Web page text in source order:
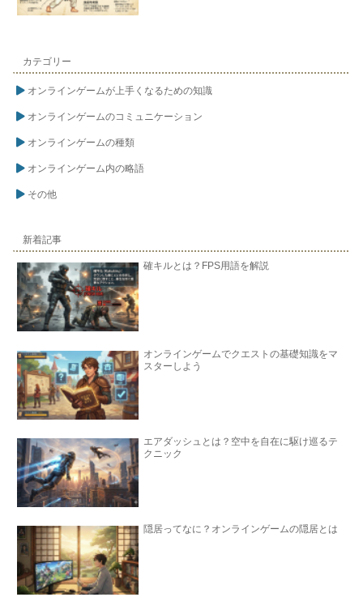
カテゴリー
オンラインゲームが上手くなるための知識
オンラインゲームのコミュニケーション
オンラインゲームの種類
オンラインゲーム内の略語
その他
新着記事
確キルとは？FPS用語を解説
オンラインゲームでクエストの基礎知識をマ
スターしよう
エアダッシュとは？空中を自在に駆け巡るテ
クニック
隠居ってなに？オンラインゲームの隠居とは